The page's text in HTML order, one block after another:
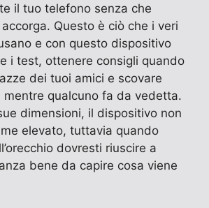
il tuo telefono senza che
Questo è ciò che i veri
e con questo dispositivo
i test, ottenere consigli quando
dei tuoi amici e scovare
mentre qualcuno fa da vedetta.
dimensioni, il dispositivo non
elevato, tuttavia quando
dovresti riuscire a
bene da capire cosa viene